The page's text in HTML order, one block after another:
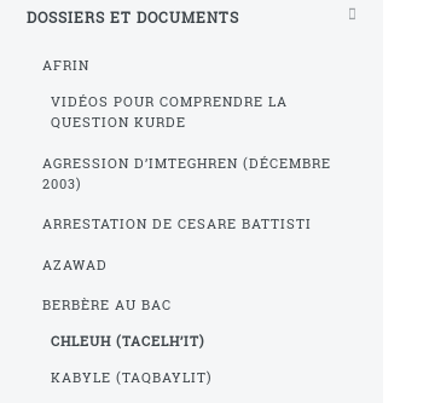
DOSSIERS ET DOCUMENTS
AFRIN
VIDÉOS POUR COMPRENDRE LA
QUESTION KURDE
AGRESSION D’IMTEGHREN (DÉCEMBRE
2003)
ARRESTATION DE CESARE BATTISTI
AZAWAD
BERBÈRE AU BAC
CHLEUH (TACELH’IT)
KABYLE (TAQBAYLIT)